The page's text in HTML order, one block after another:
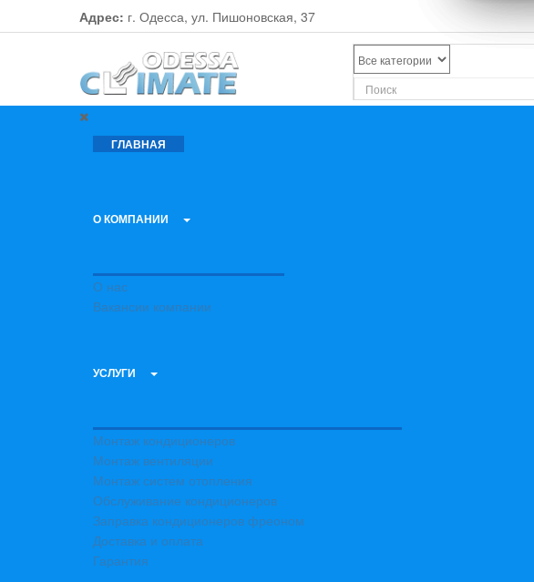
Адрес: г. Одесса, ул. Пишоновская, 37
ГЛАВНАЯ
О КОМПАНИИ
О нас
Вакансии компании
УСЛУГИ
Монтаж кондиционеров
Монтаж вентиляции
Монтаж систем отопления
Обслуживание кондиционеров
Заправка кондиционеров фреоном
Доставка и оплата
Гарантия